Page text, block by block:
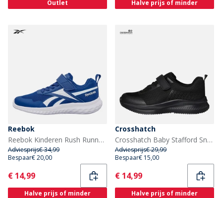
Outlet Halve prijs of minder
Reebok
Reebok Kinderen Rush Runner 5 Elastische veter en bovenband Neutrale hardloopschoenen Vector Blue/Vector Blue/Wit
Adviesprijs€ 34,99
Bespaar€ 20,00
Current
€ 14,99
Halve prijs of minder
Crosshatch
Crosshatch Baby Stafford Sneakers Zwart Mono
Adviesprijs€ 29,99
Bespaar€ 15,00
Current
€ 14,99
Halve prijs of minder